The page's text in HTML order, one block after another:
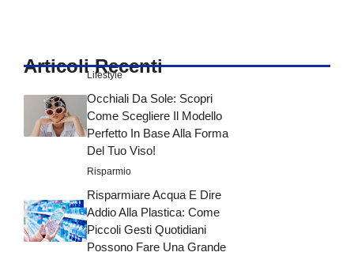
Articoli Recenti
Lifestyle
Occhiali Da Sole: Scopri
Come Scegliere Il Modello
Perfetto In Base Alla Forma
Del Tuo Viso!
Risparmio
Risparmiare Acqua E Dire
Addio Alla Plastica: Come
Piccoli Gesti Quotidiani
Possono Fare Una Grande